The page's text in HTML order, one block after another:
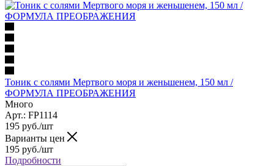
Тоник с солями Мертвого моря и женьшенем, 150 мл /
ФОРМУЛА ПРЕОБРАЖЕНИЯ
Много
Арт.: FP1114
195 руб./шт
Варианты цен
195 руб./шт
Подробности